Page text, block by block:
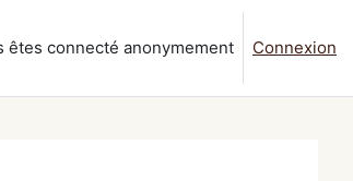
êtes connecté anonymement Connexion